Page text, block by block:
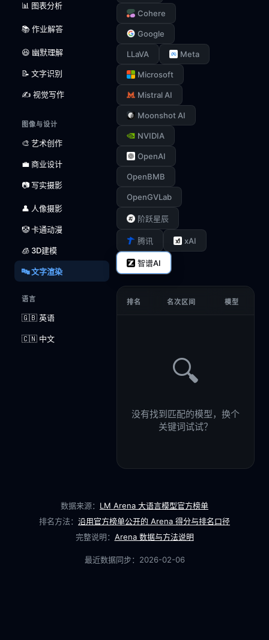
📊 图表分析
📚 作业解答
😆 幽默理解
📝 文字识别
✍️ 视觉写作
图像与设计
🎨 艺术创作
💼 商业设计
📷 写实摄影
👤 人像摄影
🤡 卡通动漫
🧊 3D建模
🔤 文字渲染
语言
🇬🇧 英语
🇨🇳 中文
Cohere
Google
LLaVA Meta
Microsoft
Mistral AI
Moonshot AI
NVIDIA
OpenAI
OpenBMB
OpenGVLab
阶跃星辰
腾讯 xAI
智谱AI
排名 名次区间 模型
🔍
没有找到匹配的模型，换个
关键词试试？
数据来源： LM Arena 大语言模型官方榜单
排名方法： 沿用官方榜单公开的 Arena 得分与排名口径
完整说明： Arena 数据与方法说明
最近数据同步： 2026-02-06